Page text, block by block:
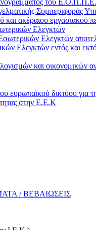
του
Συμπεριφοράς
ακέραιου εργασιακού
Ελεγκτών
Ελεγκτών
Ελεγκτών εντός και
και οικονομικών
ευρωπαϊκού δικτύου για
στην Ε.Ε.Κ
/ ΒΕΒΑΙΩΣΕΙΣ